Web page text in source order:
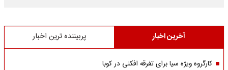
آخرین اخبار پربیننده ترین اخبار
کارگروه ویژه سیا برای تفرقه افکنی در کوبا